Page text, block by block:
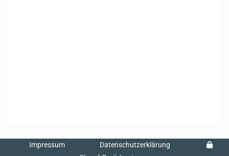
Impressum
Datenschutzerklärung